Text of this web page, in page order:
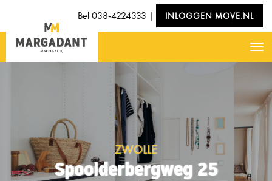
Bel038-4224333 | INLOGGEN MOVE.NL
Spoolderbergweg 25
ZWOLLE